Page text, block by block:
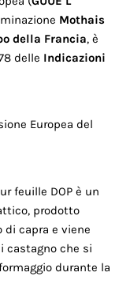
Mothais
della Francia, è
delle Indicazioni
Europea del
feuille DOP è un
prodotto
capra e viene
castagno che si
durante la